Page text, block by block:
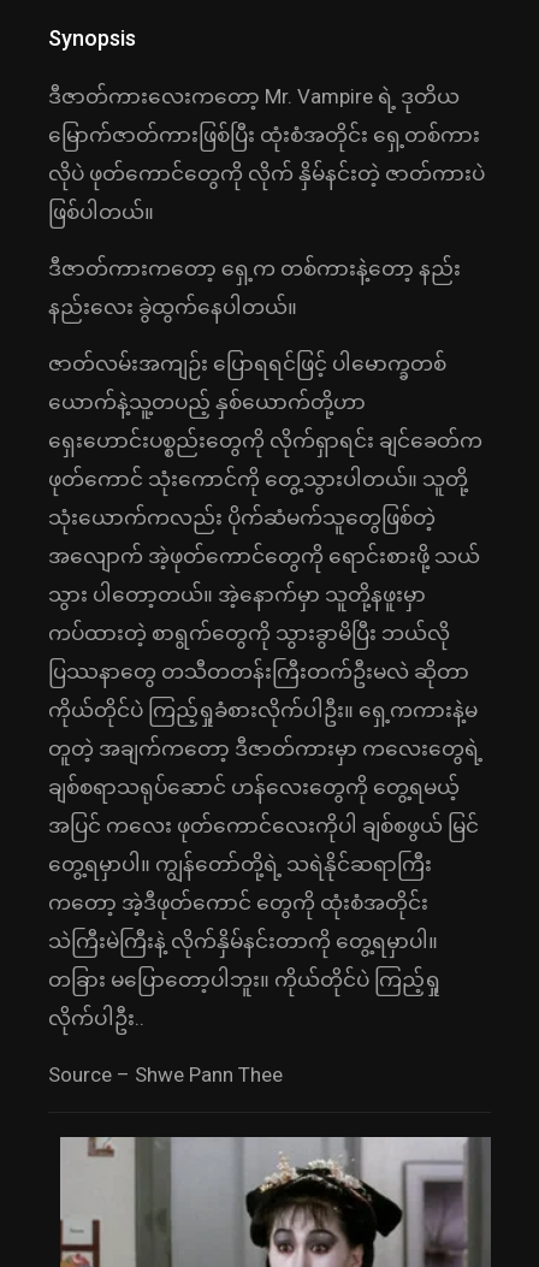
Synopsis
ဒီဇာတ်ကားလေးကတော့ Mr. Vampire ရဲ့ ဒုတိယ
မြောက်ဇာတ်ကားဖြစ်ပြီး ထုံးစံအတိုင်း ရှေ့တစ်ကား
လိုပဲ ဖုတ်ကောင်တွေကို လိုက် နှိမ်နင်းတဲ့ ဇာတ်ကားပဲ
ဖြစ်ပါတယ်။
ဒီဇာတ်ကားကတော့ ရှေ့က တစ်ကားနဲ့တော့ နည်း
နည်းလေး ခွဲထွက်နေပါတယ်။
ဇာတ်လမ်းအကျဉ်း ပြောရရင်ဖြင့် ပါမောက္ခတစ်
ယောက်နဲ့သူ့တပည့် နှစ်ယောက်တို့ဟာ
ရှေးဟောင်းပစ္စည်းတွေကို လိုက်ရှာရင်း ချင်ခေတ်က
ဖုတ်ကောင် သုံးကောင်ကို တွေ့သွားပါတယ်။ သူတို့
သုံးယောက်ကလည်း ပိုက်ဆံမက်သူတွေဖြစ်တဲ့
အလျောက် အဲ့ဖုတ်ကောင်တွေကို ရောင်းစားဖို့ သယ်
သွား ပါတော့တယ်။ အဲ့နောက်မှာ သူတို့နဖူးမှာ
ကပ်ထားတဲ့ စာရွက်တွေကို သွားခွာမိပြီး ဘယ်လို
ပြဿနာတွေ တသီတတန်းကြီးတက်ဦးမလဲ ဆိုတာ
ကိုယ်တိုင်ပဲ ကြည့်ရှုခံစားလိုက်ပါဦး။ ရှေ့ကကားနဲ့မ
တူတဲ့ အချက်ကတော့ ဒီဇာတ်ကားမှာ ကလေးတွေရဲ့
ချစ်စရာသရုပ်ဆောင် ဟန်လေးတွေကို တွေ့ရမယ့်
အပြင် ကလေး ဖုတ်ကောင်လေးကိုပါ ချစ်စဖွယ် မြင်
တွေ့ရမှာပါ။ ကျွန်တော်တို့ရဲ့ သရဲနိုင်ဆရာကြီး
ကတော့ အဲ့ဒီဖုတ်ကောင် တွေကို ထုံးစံအတိုင်း
သဲကြီးမဲကြီးနဲ့ လိုက်နှိမ်နင်းတာကို တွေ့ရမှာပါ။
တခြား မပြောတော့ပါဘူး။ ကိုယ်တိုင်ပဲ ကြည့်ရှု
လိုက်ပါဦး..
Source – Shwe Pann Thee